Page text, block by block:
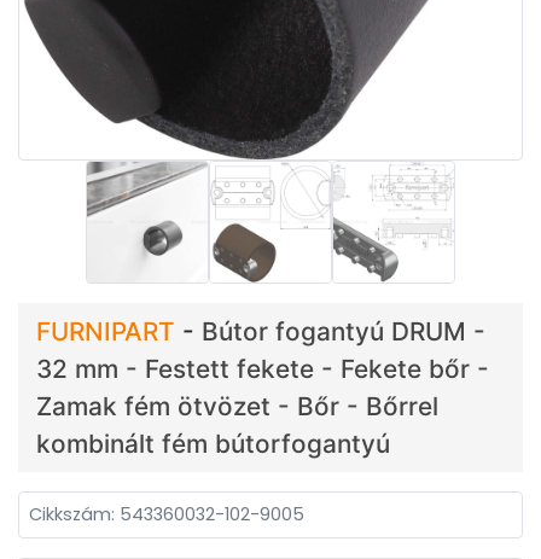
FURNIPART - Bútor fogantyú DRUM -
32 mm - Festett fekete - Fekete bőr -
Zamak fém ötvözet - Bőr - Bőrrel
kombinált fém bútorfogantyú
Cikkszám: 543360032-102-9005